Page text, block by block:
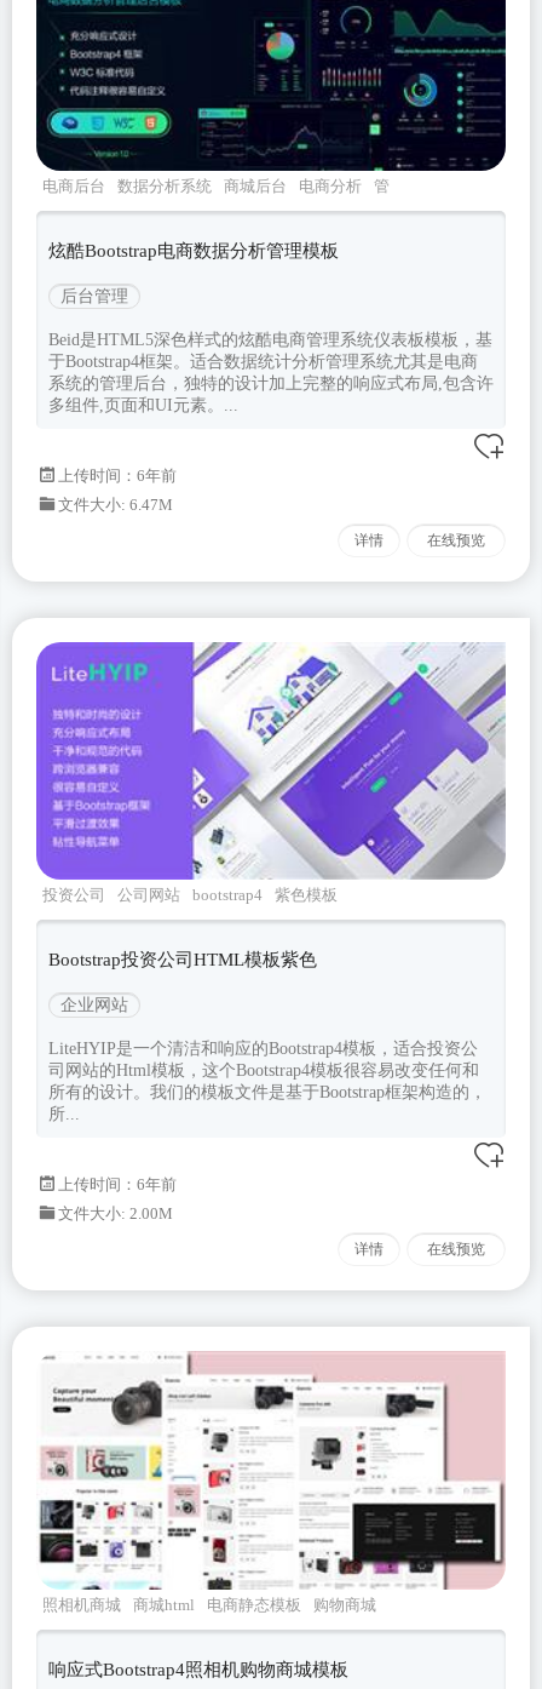
电商后台 数据分析系统 商城后台 电商分析
管
理系统
炫酷Bootstrap电商数据分析管理模板
后台管理
Beid是HTML5深色样式的炫酷电商管理系统仪表板模板，基
于Bootstrap4框架。适合数据统计分析管理系统尤其是电商
系统的管理后台，独特的设计加上完整的响应式布局,包含许
多组件,页面和UI元素。...
上传时间：6年前
文件大小: 6.47M
详情 在线预览
投资公司 公司网站 bootstrap4
紫色模板
LiteHYIP
Bootstrap投资公司HTML模板紫色
企业网站
LiteHYIP是一个清洁和响应的Bootstrap4模板，适合投资公
司网站的Html模板，这个Bootstrap4模板很容易改变任何和
所有的设计。我们的模板文件是基于Bootstrap框架构造的，
所...
上传时间：6年前
文件大小: 2.00M
详情 在线预览
照相机商城 商城html 电商静态模板
购物商城
响应式Bootstrap4照相机购物商城模板